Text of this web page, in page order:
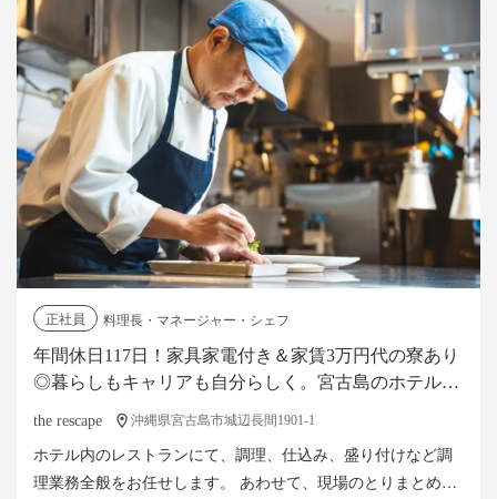
正社員
料理長・マネージャー・シェフ
年間休日117日！家具家電付き＆家賃3万円代の寮あり
◎暮らしもキャリアも自分らしく。宮古島のホテルで
the rescape 沖縄県宮古島市城辺長間1901-1
ホテル内のレストランにて、調理、仕込み、盛り付けなど調
理業務全般をお任せします。 あわせて、現場のとりまとめや